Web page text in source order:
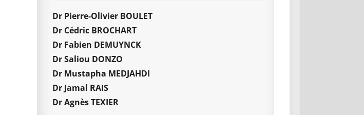
Dr Pierre-Olivier BOULET
Dr Cédric BROCHART
Dr Fabien DEMUYNCK
Dr Saliou DONZO
Dr Mustapha MEDJAHDI
Dr Jamal RAIS
Dr Agnès TEXIER